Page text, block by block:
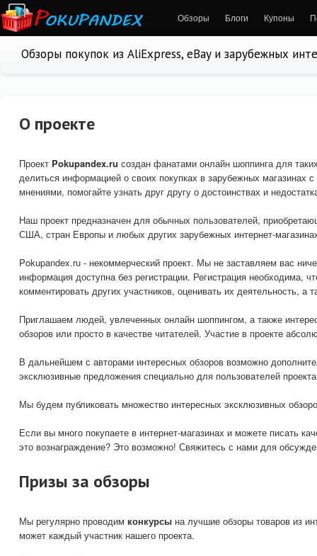
Обзоры Блоги Купоны
Обзоры покупок из AliExpress, eBay и зарубежных
О проекте
Проект Pokupandex.ru создан фанатами онлайн шоппинга для
делиться информацией о своих покупках в зарубежных магазинах
мнениями, помогайте узнать друг другу о достоинствах и
Наш проект предназначен для обычных пользователей,
США, стран Европы и любых других зарубежных интернет-
Pokupandex.ru - некоммерческий проект. Мы не заставляем вас
информация доступна без регистрации. Регистрация необходима,
комментировать других участников, оценивать их деятельность,
Приглашаем людей, увлеченных онлайн шоппингом, а также
обзоров или просто в качестве читателей. Участие в проекте
В дальнейшем с авторами интересных обзоров возможно
эксклюзивные предложения специально для пользователей
Мы будем публиковать множество интересных эксклюзивных
Если вы много покупаете в интернет-магазинах и можете писать
это вознаграждение? Это возможно! Свяжитесь с нами для
Призы за обзоры
Мы регулярно проводим конкурсы на лучшие обзоры товаров из
может каждый участник нашего проекта.